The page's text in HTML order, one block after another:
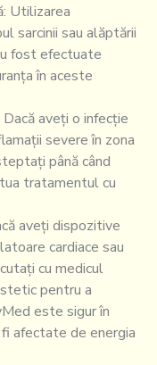
Utilizarea
sarcinii sau alăptării
fost efectuate
în aceste
aveți o infecție
severe în zona
până când
tratamentul cu
aveți dispozitive
cardiace sau
cu medicul
pentru a
este sigur în
afectate de energia